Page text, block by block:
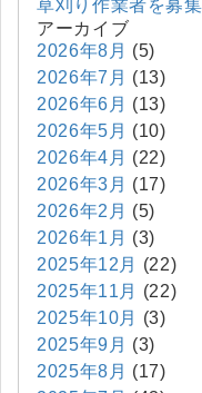
草刈り作業者を募
アーカイブ
2026年8月 (5)
2026年7月 (13)
2026年6月 (13)
2026年5月 (10)
2026年4月 (22)
2026年3月 (17)
2026年2月 (5)
2026年1月 (3)
2025年12月
(22)
2025年11月
(22)
2025年10月
(3)
2025年9月 (3)
2025年8月 (17)